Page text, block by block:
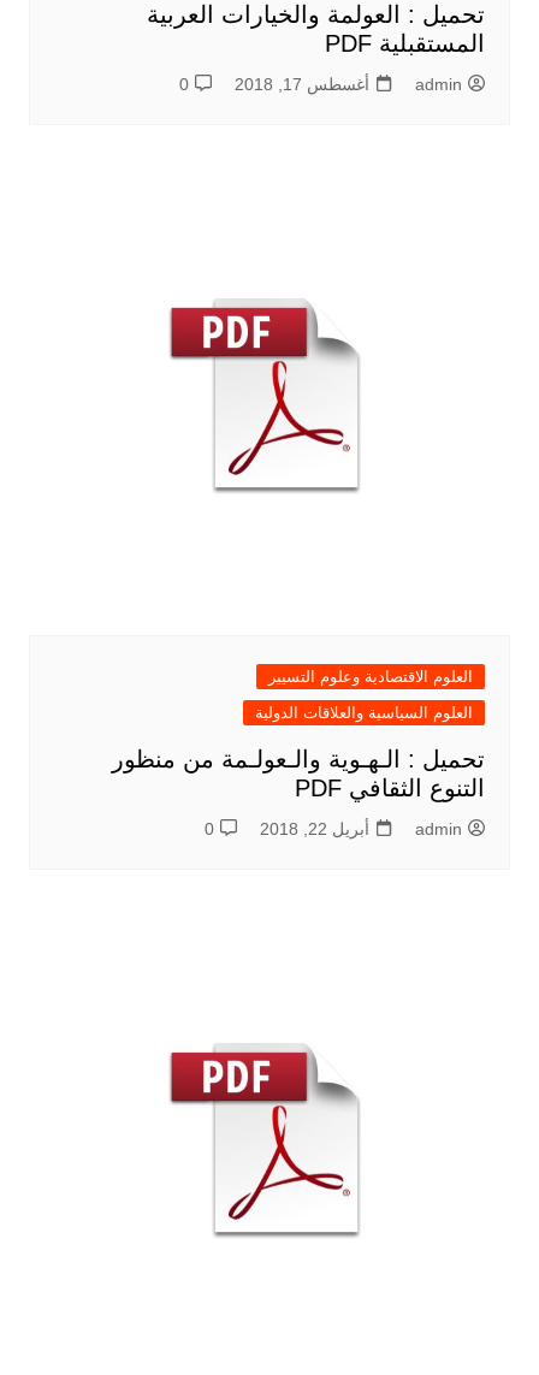
تحميل : العولمة والخيارات العربية
المستقبلية PDF
admin أغسطس 17, 2018 0
العلوم الاقتصادية وعلوم التسيير
العلوم السياسية والعلاقات الدولية
تحميل : الـهـوية والـعولـمة من منظور
التنوع الثقافي PDF
admin أبريل 22, 2018 0